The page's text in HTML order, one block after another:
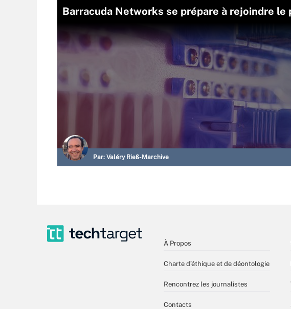
Barracuda Networks se prépare à rejoindre
Par: Valéry Rieß-Marchive
À Propos
Charte d’éthique et de déontologie
Rencontrez les journalistes
Contacts